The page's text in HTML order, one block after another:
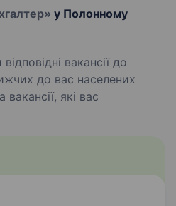
у Полонному
вакансії до
до вас населених
вакансії, які вас